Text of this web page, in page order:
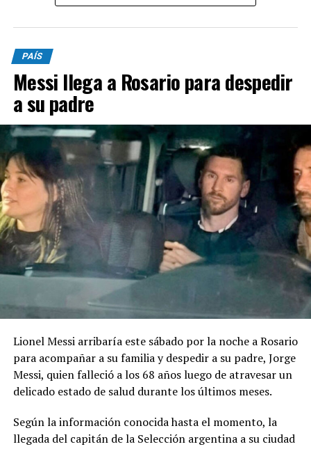
de manera individual como grupal. Las canciones
deberán ser inéditas, haber sido compuestas
específicamente para el concurso y no haber sido
publicadas anteriormente en plataformas como
YouTube, Spotify o redes sociales.
El género musical será libre y las obras deberán tener
una duración de entre dos y cuatro minutos. El idioma
será el castellano, aunque las bases permiten incorporar
lenguas originarias de manera complementaria.
Uno de los puntos particulares del concurso es que las
bases contemplan expresamente el uso de inteligencia
artificial generativa. Sin embargo, las herramientas
podrán utilizarse solamente como apoyo auxiliar en
determinados procesos.
La IA podrá intervenir en la edición, mezcla o
masterización del audio, en tareas técnicas de
producción y en la generación de acompañamientos
instrumentales utilizados como maquetación. En todos
la estructura de la canción deberán ser de creación
íntegramente humana.
PAÍS
Messi llega a Rosario para despedir
a su padre
Lionel Messi arribaría este sábado por la noche a Rosario
para acompañar a su familia y despedir a su padre, Jorge
Messi, quien falleció a los 68 años luego de atravesar un
delicado estado de salud durante los últimos meses.
Según la información conocida hasta el momento, la
llegada del capitán de la Selección argentina a su ciudad